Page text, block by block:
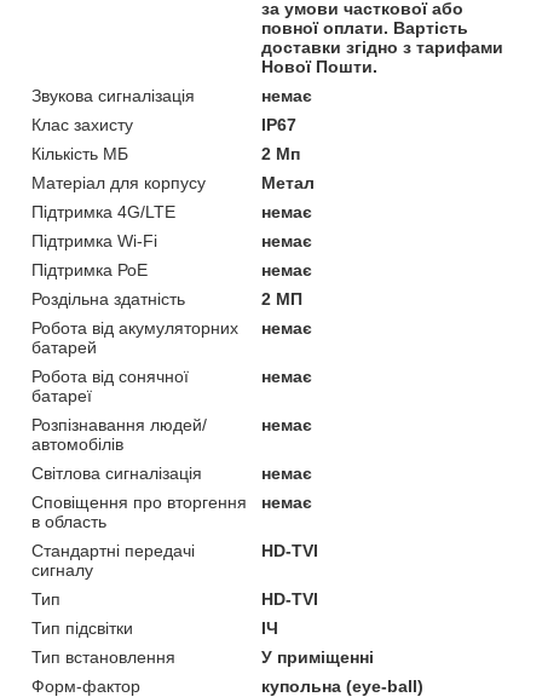
за умови часткової або
повної оплати. Вартість
доставки згідно з тарифами
Нової Пошти.
Звукова сигналізація
немає
Клас захисту
IP67
Кількість МБ
2 Мп
Матеріал для корпусу
Метал
Підтримка 4G/LTE
немає
Підтримка Wi-Fi
немає
Підтримка РоЕ
немає
Роздільна здатність
2 МП
Робота від акумуляторних
батарей
немає
Робота від сонячної
батареї
немає
Розпізнавання людей/
автомобілів
немає
Світлова сигналізація
немає
Сповіщення про вторгення
в область
немає
Стандартні передачі
сигналу
HD-TVI
Тип
HD-TVI
Тип підсвітки
ІЧ
Тип встановлення
У приміщенні
Форм-фактор
купольна (eye-ball)